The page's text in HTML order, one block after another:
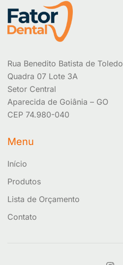
Rua Benedito Batista de Toledo
Quadra 07 Lote 3A
Setor Central
Aparecida de Goiânia – GO
CEP 74.980-040
Menu
Início
Produtos
Lista de Orçamento
Contato